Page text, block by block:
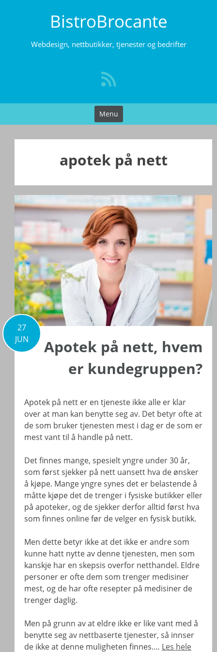
BistroBrocante
Webdesign, nettbutikker, tjenester og bedrifter
Menu
apotek på nett
27
JUN
Apotek på nett, hvem
er kundegruppen?
Apotek på nett er en tjeneste ikke alle er klar
over at man kan benytte seg av. Det betyr ofte at
de som bruker tjenesten mest i dag er de som er
mest vant til å handle på nett.
Det finnes mange, spesielt yngre under 30 år,
som først sjekker på nett uansett hva de ønsker
å kjøpe. Mange yngre synes det er belastende å
måtte kjøpe det de trenger i fysiske butikker eller
på apoteker, og de sjekker derfor alltid først hva
som finnes online før de velger en fysisk butikk.
Men dette betyr ikke at det ikke er andre som
kunne hatt nytte av denne tjenesten, men som
kanskje har en skepsis overfor netthandel. Eldre
personer er ofte dem som trenger medisiner
mest, og de har ofte resepter på medisiner de
trenger daglig.
Men på grunn av at eldre ikke er like vant med å
benytte seg av nettbaserte tjenester, så innser
de ikke at denne muligheten finnes.… Les hele